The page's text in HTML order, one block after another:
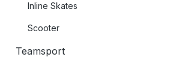
Inline Skates
Scooter
Teamsport